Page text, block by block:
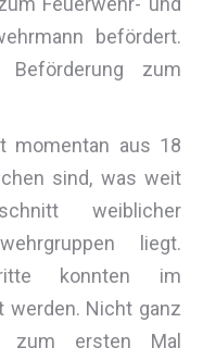
befördert.
zum
momentan aus 18
sind, was weit
weiblicher
liegt.
konnten im
werden. Nicht ganz
zum ersten Mal